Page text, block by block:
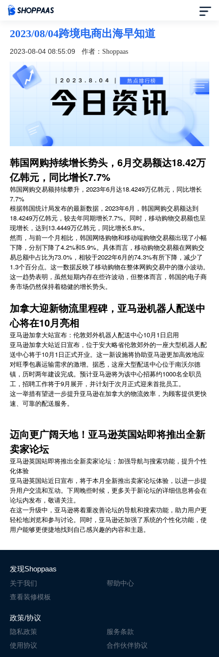
首页
定价
模板中心
合作伙伴
帮助中心
了解我们
简体中文
登录 免费使用
2023/08/04跨境电商出海早知道
2023-08-04 08:55:09 作者：Shoppaas
韩国网购持续增长势头，6月交易额达18.42万
亿韩元，同比增长7.7%
韩国网购交易额持续攀升，2023年6月达18.4249万亿韩元，同比增长
7.7%
根据韩国统计局发布的最新数据，2023年6月，韩国网购交易额达到
18.4249万亿韩元，较去年同期增长7.7%。同时，移动购物交易额也呈
现增长，达到13.4449万亿韩元，同比增长5.8%。
然而，与前一个月相比，韩国网络购物和移动端购物交易额出现了小幅
下降，分别下降了4.2%和5.9%。具体而言，移动购物交易额在网购交
易总额中占比为73.0%，相较于2022年6月的74.3%有所下降，减少了
1.3个百分点。这一数据反映了移动购物在整体网购交易中的微小波动。
这一趋势表明，虽然短期内存在些许波动，但整体而言，韩国的电子商
务市场仍然保持着稳健的增长势头。
加拿大迎新物流里程碑，亚马逊机器人配送中
心将在10月亮相
亚马逊加拿大站宣布：伦敦郊外机器人配送中心10月1日启用
亚马逊加拿大站近日宣布，位于安大略省伦敦郊外的一座大型机器人配
送中心将于10月1日正式开业。这一新设施将协助亚马逊更加高效地应
对旺季包裹运输需求的激增。据悉，这座大型配送中心位于南沃尔德
镇，历时两年建设完成。预计亚马逊将为该中心招募约1000名全职员
工，招聘工作将于9月展开，并计划于次月正式迎来首批员工。
这一举措有望进一步提升亚马逊在加拿大的物流效率，为顾客提供更快
速、可靠的配送服务。
迈向更广阔天地！亚马逊英国站即将推出全新
卖家论坛
亚马逊英国站即将推出全新卖家论坛：加强导航与搜索功能，提升个性
化体验
亚马逊英国站近日宣布，将于本月全新推出卖家论坛体验，以进一步提
升用户交流和互动。下周晚些时候，更多关于新论坛的详细信息将会在
论坛内发布，敬请关注。
在这一升级中，亚马逊将着重改善论坛的导航和搜索功能，助力用户更
轻松地浏览和参与讨论。同时，亚马逊还加强了系统的个性化功能，使
用户能够更便捷地找到自己感兴趣的内容和主题。
发现Shoppaas
关于我们
帮助中心
查看装修模板
政策/协议
隐私政策
服务条款
使用协议
合作伙伴协议